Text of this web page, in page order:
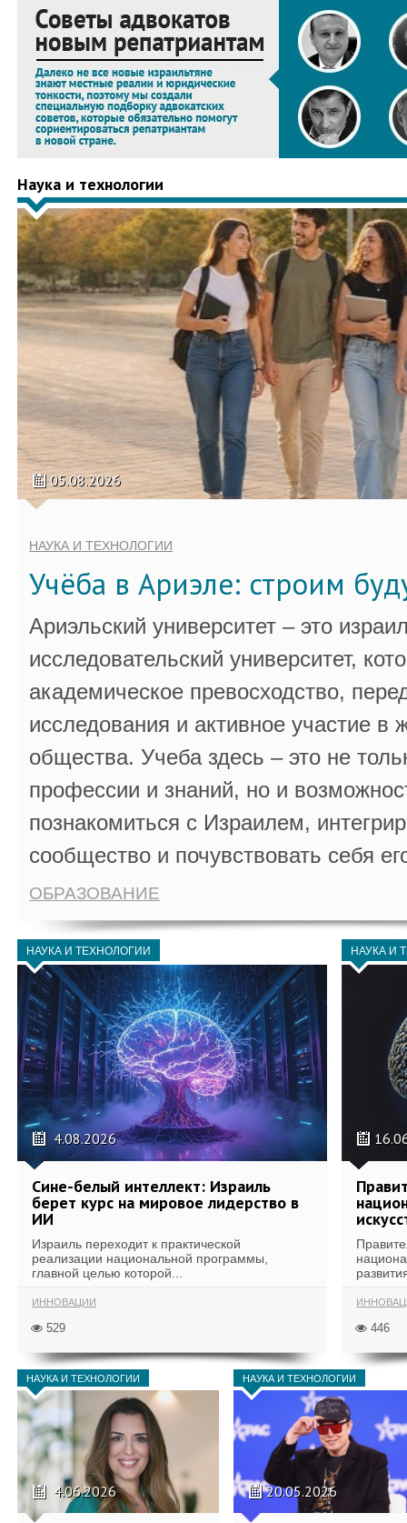
Наука и технологии
05.08.2026
НАУКА И ТЕХНОЛОГИИ
Учёба в Ариэле: строим
Ариэльский университет – это
исследовательский университет,
академическое превосходство,
исследования и активное участие в
общества. Учеба здесь – это не
профессии и знаний, но и
познакомиться с Израилем,
сообщество и почувствовать себя
ОБРАЗОВАНИЕ
НАУКА И ТЕХНОЛОГИИ
4.08.2026
Сине-белый интеллект: Израиль
берет курс на мировое лидерство в
ИИ
Израиль переходит к практической
реализации национальной программы,
главной целью которой...
ИННОВАЦИИ
529
НАУКА И
446
НАУКА И ТЕХНОЛОГИИ
4.06.2026
НАУКА И ТЕХНОЛОГИИ
20.05.2026